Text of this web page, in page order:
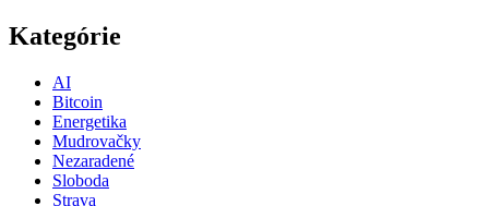
Kategórie
AI
Bitcoin
Energetika
Mudrovačky
Nezaradené
Sloboda
Strava